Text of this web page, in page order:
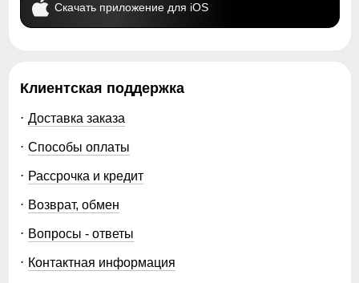
Скачать приложение для iOS
Клиентская поддержка
Доставка заказа
Способы оплаты
Рассрочка и кредит
Возврат, обмен
Вопросы - ответы
Контактная информация